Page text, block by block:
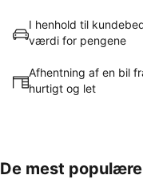
I henhold til
værdi for pengene
Afhentning af en bil
hurtigt og let
De mest